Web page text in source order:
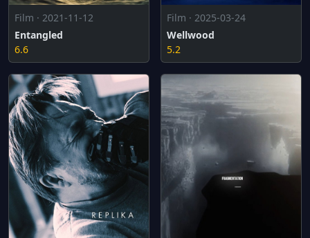
Film · 2021-11-12
Entangled
6.6
Film · 2025-03-24
Wellwood
5.2